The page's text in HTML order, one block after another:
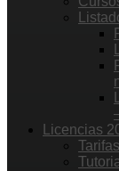
Licencias